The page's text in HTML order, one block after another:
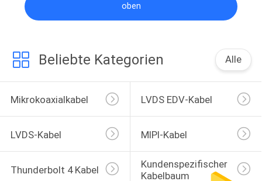
oben
Beliebte Kategorien Alle
Mikrokoaxialkabel LVDS EDV-Kabel
LVDS-Kabel MIPI-Kabel
Thunderbolt 4 Kabel
Kundenspezifischer
Kabelbaum